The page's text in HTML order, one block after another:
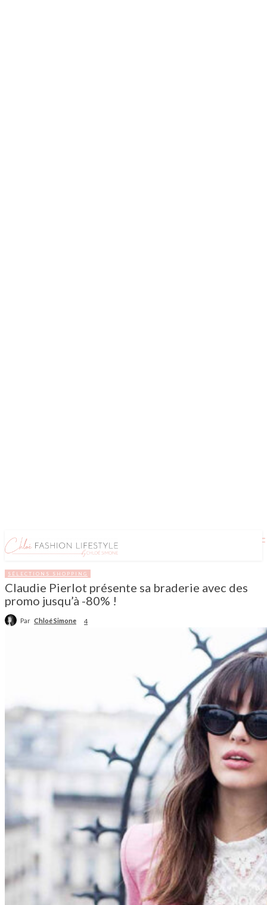
SÉLECTIONS SHOPPING
Claudie Pierlot présente sa braderie avec des
promo jusqu’à -80% !
Par Chloé Simone 4